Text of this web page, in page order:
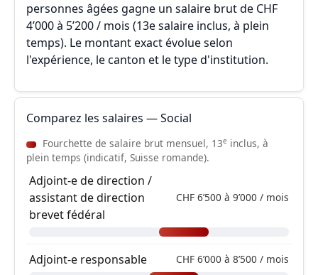
personnes âgées gagne un salaire brut de CHF
4’000 à 5’200 / mois (13e salaire inclus, à plein
temps). Le montant exact évolue selon
l'expérience, le canton et le type d'institution.
Comparez les salaires — Social
Fourchette de salaire brut mensuel, 13e inclus, à
plein temps (indicatif, Suisse romande).
Adjoint-e de direction /
assistant de direction
brevet fédéral
CHF 6’500 à 9’000 / mois
Adjoint-e responsable CHF 6’000 à 8’500 / mois